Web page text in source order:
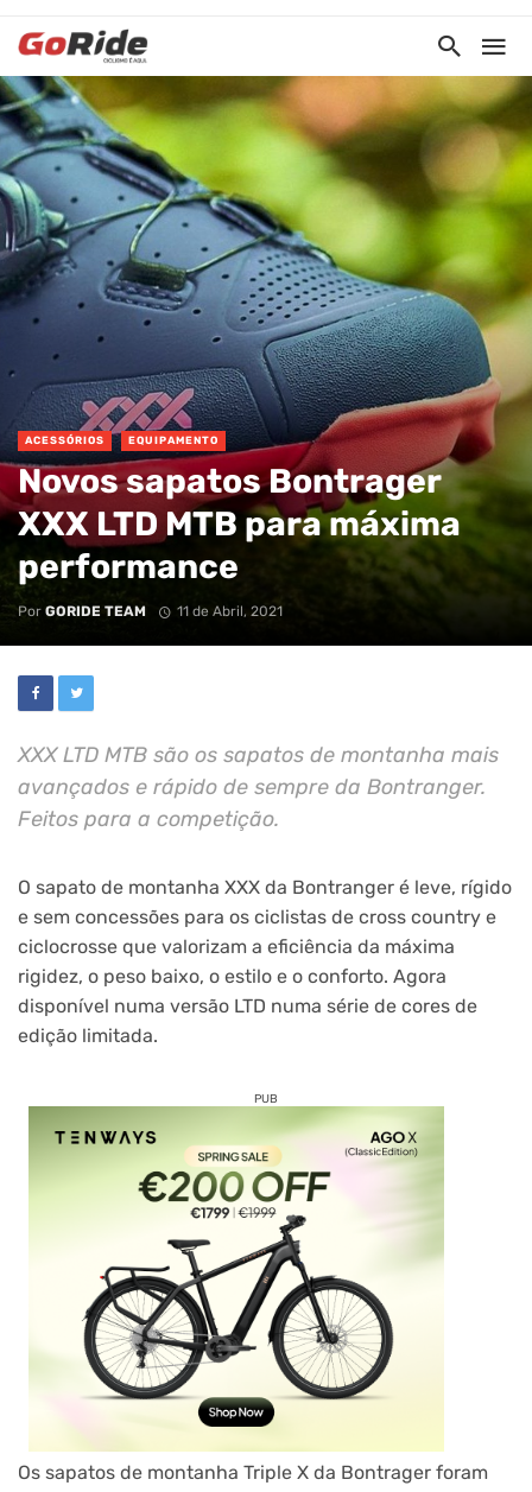
ACESSÓRIOS EQUIPAMENTO
Novos sapatos Bontrager
XXX LTD MTB para máxima
performance
Por GORIDE TEAM 11 de Abril, 2021
XXX LTD MTB são os sapatos de montanha mais
avançados e rápido de sempre da Bontranger.
Feitos para a competição.
O sapato de montanha XXX da Bontranger é leve, rígido
e sem concessões para os ciclistas de cross country e
ciclocrosse que valorizam a eficiência da máxima
rigidez, o peso baixo, o estilo e o conforto. Agora
disponível numa versão LTD numa série de cores de
edição limitada.
PUB
Os sapatos de montanha Triple X da Bontrager foram